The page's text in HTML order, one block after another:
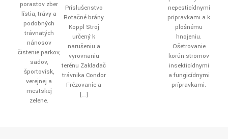
porastov zber
lístia, trávy a
podobných
trávnatých
nánosov
čistenie parkov,
sadov,
športovísk,
verejnej a
mestskej
zelene.
nepesticídnymi
prípravkami a k
plošnému
hnojeniu.
Ošetrovanie
korún stromov
insekticídnymi
a fungicídnymi
prípravkami.
Príslušenstvo
Rotačné brány
Koppl Stroj
určený k
narušeniu a
vyrovnaniu
terénu Zakladač
trávnika Condor
Frézovanie a
[…]